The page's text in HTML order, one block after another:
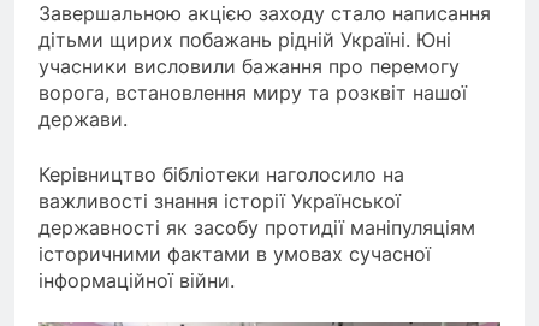
Завершальною акцією заходу стало написання
дітьми щирих побажань рідній Україні. Юні
учасники висловили бажання про перемогу
ворога, встановлення миру та розквіт нашої
держави.
Керівництво бібліотеки наголосило на
важливості знання історії Української
державності як засобу протидії маніпуляціям
історичними фактами в умовах сучасної
інформаційної війни.